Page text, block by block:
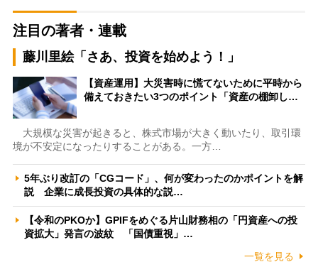
注目の著者・連載
藤川里絵「さあ、投資を始めよう！」
【資産運用】大災害時に慌てないために平時から
備えておきたい3つのポイント「資産の棚卸し…
大規模な災害が起きると、株式市場が大きく動いたり、取引環
境が不安定になったりすることがある。一方…
5年ぶり改訂の「CGコード」、何が変わったのかポイントを解
説 企業に成長投資の具体的な説…
【令和のPKOか】GPIFをめぐる片山財務相の「円資産への投
資拡大」発言の波紋 「国債重視」…
一覧を見る